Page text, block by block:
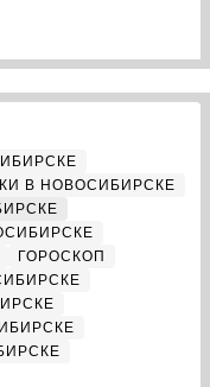
В НОВОСИБИРСКЕ
ГОРОСКОП